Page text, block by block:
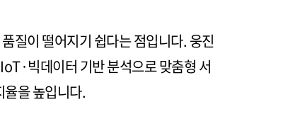
질이 떨어지기 쉽다는 점입니다. 웅진
빅데이터 기반 분석으로 맞춤형 서
율을 높입니다.